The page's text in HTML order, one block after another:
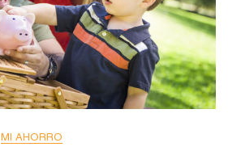
MI AHORRO